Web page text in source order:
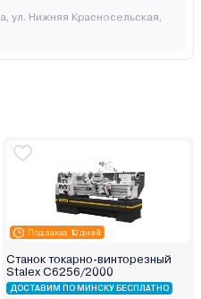
ул. Нижняя Красносельская,
Под заказ 10 дней
Станок токарно-винторезный
Stalex C6256/2000
ДОСТАВИМ ПО МИНСКУ БЕСПЛАТНО